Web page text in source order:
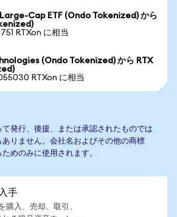
Cap ETF (Ondo Tokenized) から
RTXon に相当
(Ondo Tokenized) から RTX
RTXon に相当
発行、後援、または承認されたものでは
りません。会社名およびその他の商標
めのみに使用されます。
手
入、売却、取引、